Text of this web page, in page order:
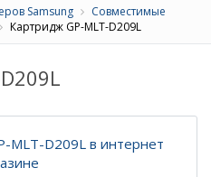
Samsung
Совместимые
Картридж GP-MLT-D209L